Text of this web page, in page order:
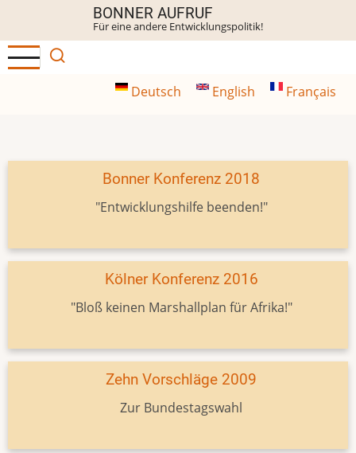
Inhalt
BONNER AUFRUF
Für eine andere Entwicklungspolitik!
Deutsch English Français
Bonner Konferenz 2018
"Entwicklungshilfe beenden!"
Kölner Konferenz 2016
"Bloß keinen Marshallplan für Afrika!"
Zehn Vorschläge 2009
Zur Bundestagswahl